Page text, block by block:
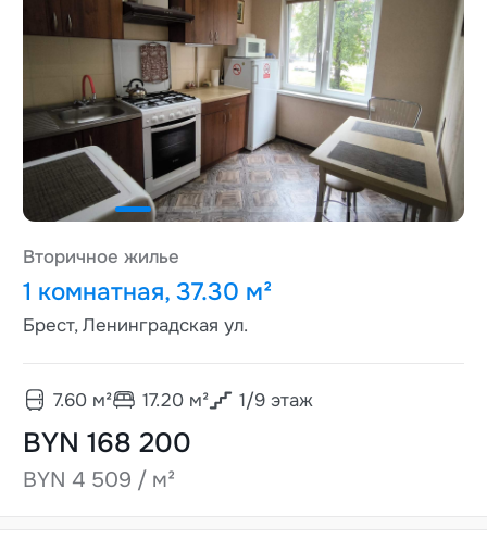
Вторичное жилье
1 комнатная, 37.30 м²
Брест, Ленинградская ул.
7.60м² 17.20м² 1/9этаж
BYN 168 200
BYN 4 509 / м²